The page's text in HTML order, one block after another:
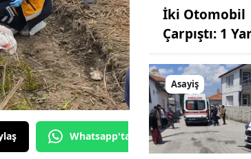
Diyarbakır
Edirne
Elazığ
Erzincan
Erzurum
Eskişehir
Whatsapp'tan Gönder
İki Otomobil
Çarpıştı: 1
Asayiş